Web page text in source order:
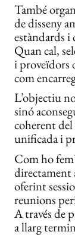
També
de disseny
estàndards
Quan cal,
i proveïdors
com
L’objectiu
sinó
coherent
unificada i
Com ho
directament
oferint
reunions
A través de
a llarg